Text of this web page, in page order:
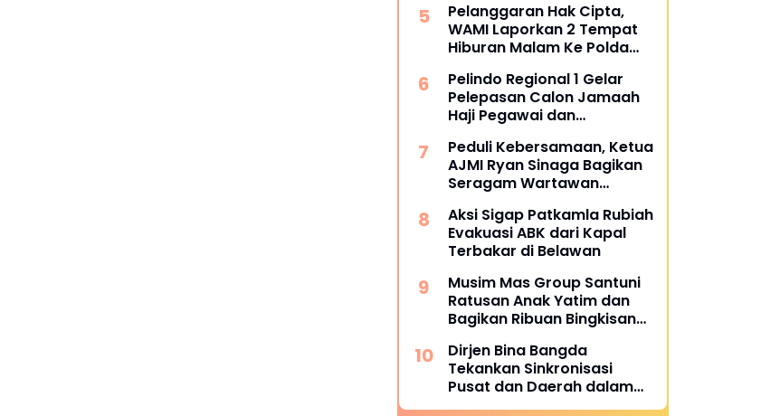
Pelanggaran Hak Cipta,
WAMI Laporkan 2 Tempat
Hiburan Malam Ke Polda
Pelindo Regional 1 Gelar
Pelepasan Calon Jamaah
Haji Pegawai dan
Munawwarah
Peduli Kebersamaan, Ketua
AJMI Ryan Sinaga Bagikan
Seragam Wartawan
Jajaran
Aksi Sigap Patkamla Rubiah
Evakuasi ABK dari Kapal
Terbakar di Belawan
Musim Mas Group Santuni
Ratusan Anak Yatim dan
Bagikan Ribuan Bingkisan
Operasional
Dirjen Bina Bangda
Tekankan Sinkronisasi
Pusat dan Daerah dalam
Rakortekrenbang 2025